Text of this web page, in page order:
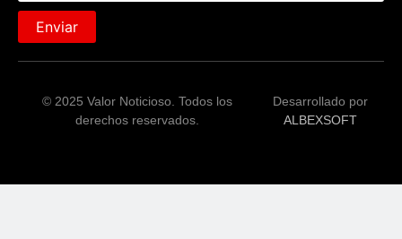
Enviar
© 2025 Valor Noticioso. Todos los
derechos reservados.
Desarrollado por
ALBEXSOFT